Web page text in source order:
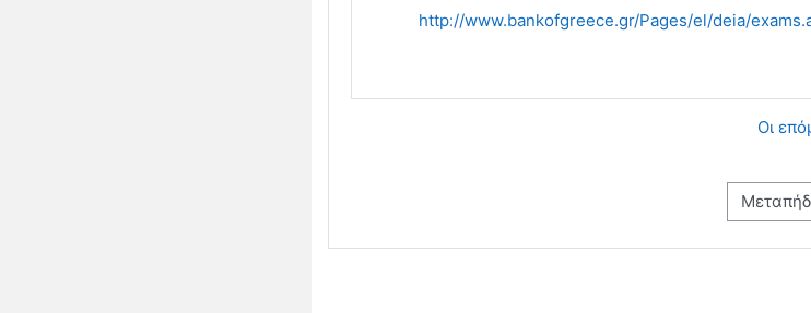
http://www.bankofgreece.gr/Pages/el/deia/
Οι
Μεταπήδηση σε...